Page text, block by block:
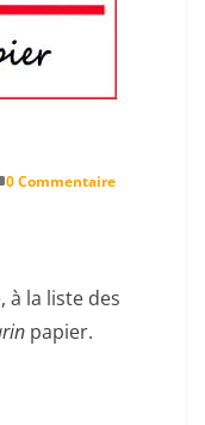
0 Commentaire
à la liste des
papier.